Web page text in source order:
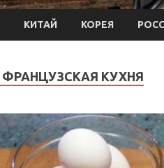
КИТАЙ КОРЕЯ
ФРАНЦУЗСКАЯ КУХНЯ